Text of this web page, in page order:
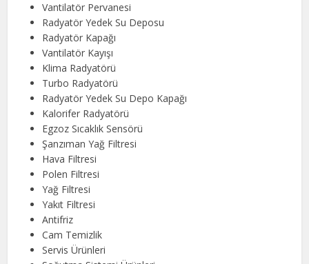
Vantilatör Pervanesi
Radyatör Yedek Su Deposu
Radyatör Kapağı
Vantilatör Kayışı
Klima Radyatörü
Turbo Radyatörü
Radyatör Yedek Su Depo Kapağı
Kalorifer Radyatörü
Egzoz Sıcaklık Sensörü
Şanzıman Yağ Filtresi
Hava Filtresi
Polen Filtresi
Yağ Filtresi
Yakıt Filtresi
Antifriz
Cam Temizlik
Servis Ürünleri